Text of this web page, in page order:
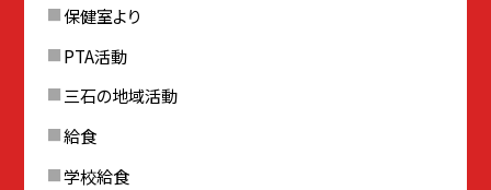
保健室より
PTA活動
三石の地域活動
給食
学校給食